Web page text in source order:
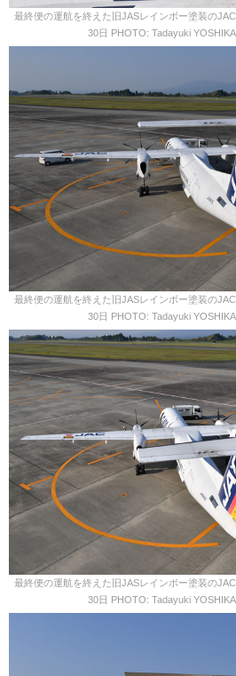
最終便の運航を終えた旧JASレインボー塗装の
30日 PHOTO: Tadayuki
最終便の運航を終えた旧JASレインボー塗装の
30日 PHOTO: Tadayuki
最終便の運航を終えた旧JASレインボー塗装の
30日 PHOTO: Tadayuki